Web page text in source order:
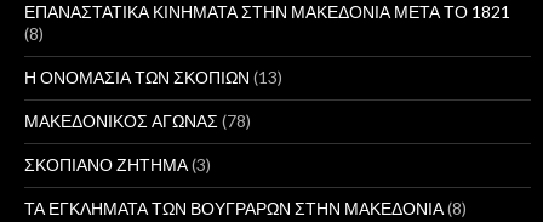
ΕΠΑΝΑΣΤΑΤΙΚΑ ΚΙΝΗΜΑΤΑ ΣΤΗΝ ΜΑΚΕΔΟΝΙΑ ΜΕΤΑ ΤΟ 1821
(8)
Η ΟΝΟΜΑΣΙΑ ΤΩΝ ΣΚΟΠΙΩΝ (13)
ΜΑΚΕΔΟΝΙΚΟΣ ΑΓΩΝΑΣ(78)
ΣΚΟΠΙΑΝΟ ΖΗΤΗΜΑ(3)
ΤΑ ΕΓΚΛΗΜΑΤΑ ΤΩΝ ΒΟΥΓΡΑΡΩΝ ΣΤΗΝ ΜΑΚΕΔΟΝΙΑ(8)